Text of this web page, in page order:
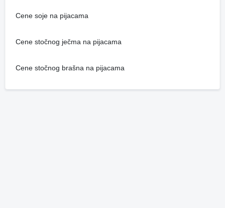
Cene soje na pijacama
Cene stočnog ječma na pijacama
Cene stočnog brašna na pijacama